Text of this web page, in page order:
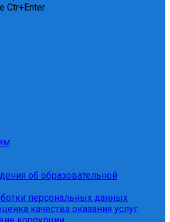
Ctr+Enter
об образовательной
персональных данных
качества оказания услуг